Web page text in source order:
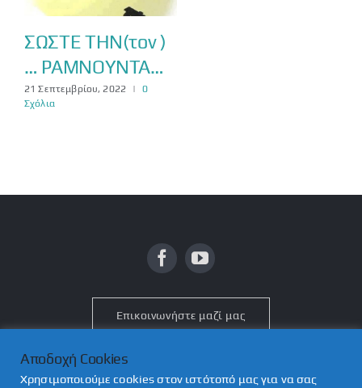
ΣΩΣΤΕ ΤΗΝ(τον )
… ΡΑΜΝΟΥΝΤΑ…
21 Σεπτεμβρίου, 2022 |
0
Σχόλια
Επικοινωνήστε μαζί μας
Αποδοχή Cookies
Χρησιμοποιούμε cookies στον ιστότοπό μας για να σας